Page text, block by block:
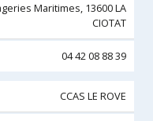
Maritimes, 13600 LA
CIOTAT
04 42 08 88 39
CCAS LE ROVE